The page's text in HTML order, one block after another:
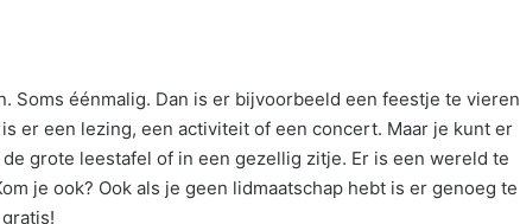
Soms éénmalig. Dan is er bijvoorbeeld een feestje te vieren
er een lezing, een activiteit of een concert. Maar je kunt er
grote leestafel of in een gezellig zitje. Er is een wereld te
je ook? Ook als je geen lidmaatschap hebt is er genoeg te